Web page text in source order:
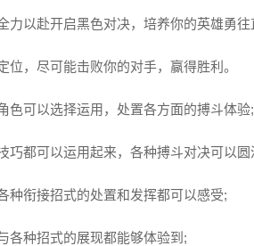
力以赴开启黑色对决，培养你的英雄勇往
位，尽可能击败你的对手，赢得胜利。
色可以选择运用，处置各方面的搏斗体验;
巧都可以运用起来，各种搏斗对决可以圆
种衔接招式的处置和发挥都可以感受;
各种招式的展现都能够体验到;